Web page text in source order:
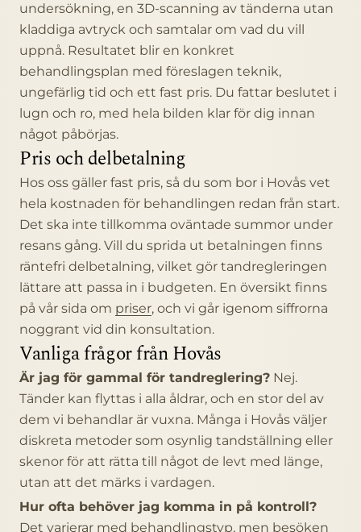
undersökning, en 3D-scanning av tänderna utan
kladdiga avtryck och samtalar om vad du vill
uppnå. Resultatet blir en konkret
behandlingsplan med föreslagen teknik,
ungefärlig tid och ett fast pris. Du fattar beslutet i
lugn och ro, med hela bilden klar för dig innan
något påbörjas.
Pris och delbetalning
Hos oss gäller fast pris, så du som bor i Hovås vet
hela kostnaden för behandlingen redan från start.
Det ska inte tillkomma oväntade summor under
resans gång. Vill du sprida ut betalningen finns
räntefri delbetalning, vilket gör tandregleringen
lättare att passa in i budgeten. En översikt finns
på vår sida om priser, och vi går igenom siffrorna
noggrant vid din konsultation.
Vanliga frågor från Hovås
Är jag för gammal för tandreglering? Nej.
Tänder kan flyttas i alla åldrar, och en stor del av
dem vi behandlar är vuxna. Många i Hovås väljer
diskreta metoder som osynlig tandställning eller
skenor för att rätta till något de levt med länge,
utan att det märks i vardagen.
Hur ofta behöver jag komma in på kontroll?
Det varierar med behandlingstyp, men besöken